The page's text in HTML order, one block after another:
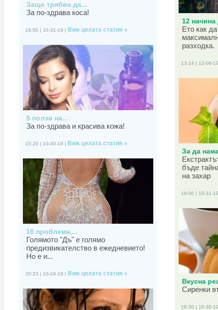
Защо трябва да...
За по-здрава коса!
16:50 | 10-31-19 | Виж цялата статия »
5 ползи на...
За по-здрава и красива кожа!
15:20 | 10-30-19 | Виж цялата статия »
10 проблема,...
Голямото "Дъ" е голямо
предизвикателство в ежедневието!
Но е и...
20:23 | 10-24-19 | Виж цялата статия »
12 начина
Ето как
разходка.
13:14 | 12-06-
За да
бъде
на захар
19:00 | 10-31-
Вкусна
Сиренки
18:30 | 10-30-